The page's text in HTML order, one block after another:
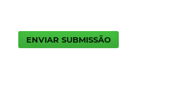
ENVIAR SUBMISSÃO